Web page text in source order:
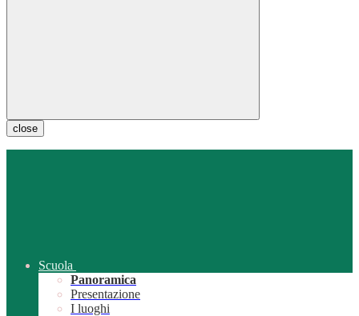
close
Scuola
Panoramica
Presentazione
I luoghi